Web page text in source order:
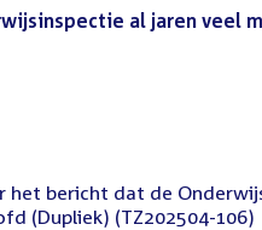
al jaren veel
het bericht dat de
(Dupliek) (TZ202504-106)